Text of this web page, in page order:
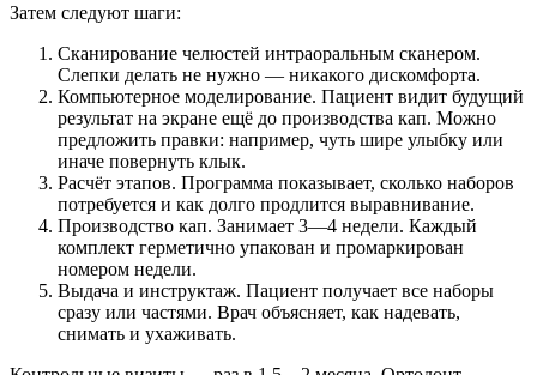
Затем следуют шаги:
Сканирование челюстей интраоральным сканером.
Слепки делать не нужно — никакого дискомфорта.
Компьютерное моделирование. Пациент видит будущий
результат на экране ещё до производства кап. Можно
предложить правки: например, чуть шире улыбку или
иначе повернуть клык.
Расчёт этапов. Программа показывает, сколько наборов
потребуется и как долго продлится выравнивание.
Производство кап. Занимает 3—4 недели. Каждый
комплект герметично упакован и промаркирован
номером недели.
Выдача и инструктаж. Пациент получает все наборы
сразу или частями. Врач объясняет, как надевать,
снимать и ухаживать.